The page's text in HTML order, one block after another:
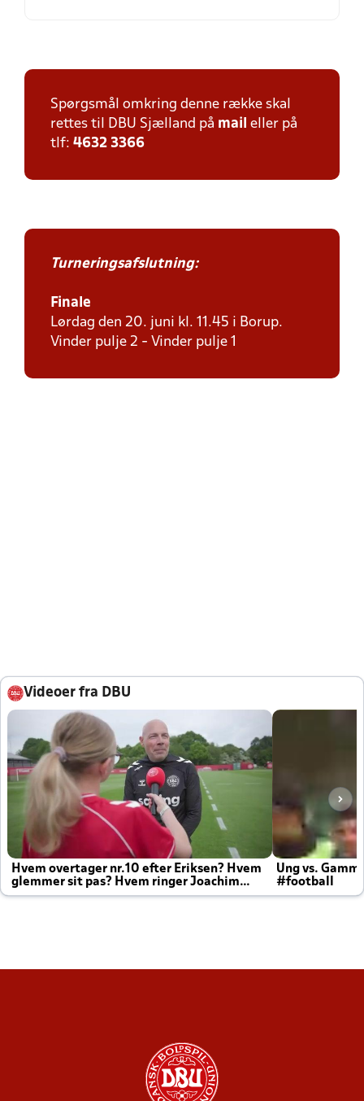
Spørgsmål omkring denne række skal
rettes til DBU Sjælland på mail eller på
tlf: 4632 3366
Turneringsafslutning:
Finale
Lørdag den 20. juni kl. 11.45 i Borup.
Vinder pulje 2 - Vinder pulje 1
Videoer fra DBU
Hvem overtager nr.10 efter Eriksen? Hvem
glemmer sit pas? Hvem ringer Joachim
altid til efter kampe?
Ung vs.
#football